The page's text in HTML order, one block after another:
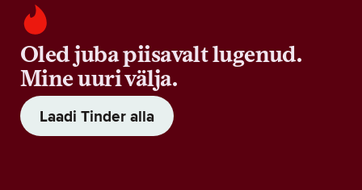
Oled juba piisavalt lugenud.
Mine uuri välja.
Laadi Tinder alla